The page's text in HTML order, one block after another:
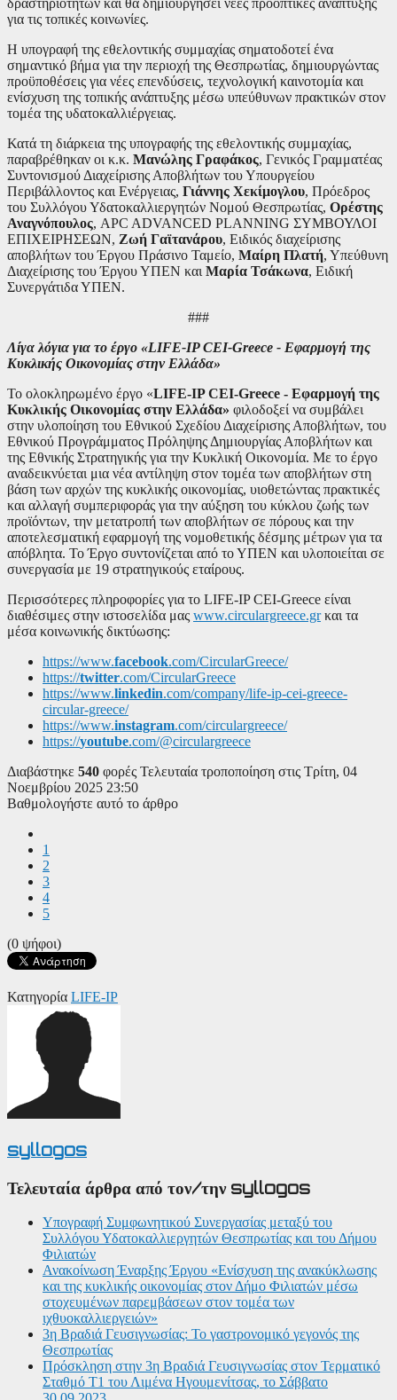
δραστηριοτήτων και θα δημιουργήσει νέες προοπτικές ανάπτυξης
για τις τοπικές κοινωνίες.
Η υπογραφή της εθελοντικής συμμαχίας σηματοδοτεί ένα
σημαντικό βήμα για την περιοχή της Θεσπρωτίας, δημιουργώντας
προϋποθέσεις για νέες επενδύσεις, τεχνολογική καινοτομία και
ενίσχυση της τοπικής ανάπτυξης μέσω υπεύθυνων πρακτικών στον
τομέα της υδατοκαλλιέργειας.
Κατά τη διάρκεια της υπογραφής της εθελοντικής συμμαχίας,
παραβρέθηκαν οι κ.κ. Μανώλης Γραφάκος, Γενικός Γραμματέας
Συντονισμού Διαχείρισης Αποβλήτων του Υπουργείου
Περιβάλλοντος και Ενέργειας, Γιάννης Χεκίμογλου, Πρόεδρος
του Συλλόγου Υδατοκαλλιεργητών Νομού Θεσπρωτίας, Ορέστης
Αναγνόπουλος, APC ADVANCED PLANNING ΣΥΜΒΟΥΛΟΙ
ΕΠΙΧΕΙΡΗΣΕΩΝ, Ζωή Γαϊτανάρου, Ειδικός διαχείρισης
αποβλήτων του Έργου Πράσινο Ταμείο, Mαίρη Πλατή, Υπεύθυνη
Διαχείρισης του Έργου ΥΠΕΝ και Μαρία Τσάκωνα, Ειδική
Συνεργάτιδα ΥΠΕΝ.
###
Λίγα λόγια για το έργο «LIFE-IP CEI-Greece - Εφαρμογή της
Κυκλικής Οικονομίας στην Ελλάδα»
Το ολοκληρωμένο έργο «LIFE-IP CEI-Greece - Εφαρμογή της
Κυκλικής Οικονομίας στην Ελλάδα» φιλοδοξεί να συμβάλει
στην υλοποίηση του Εθνικού Σχεδίου Διαχείρισης Αποβλήτων, του
Εθνικού Προγράμματος Πρόληψης Δημιουργίας Αποβλήτων και
της Εθνικής Στρατηγικής για την Κυκλική Οικονομία. Με το έργο
αναδεικνύεται μια νέα αντίληψη στον τομέα των αποβλήτων στη
βάση των αρχών της κυκλικής οικονομίας, υιοθετώντας πρακτικές
και αλλαγή συμπεριφοράς για την αύξηση του κύκλου ζωής των
προϊόντων, την μετατροπή των αποβλήτων σε πόρους και την
αποτελεσματική εφαρμογή της νομοθετικής δέσμης μέτρων για τα
απόβλητα. Το Έργο συντονίζεται από το ΥΠΕΝ και υλοποιείται σε
συνεργασία με 19 στρατηγικούς εταίρους.
Περισσότερες πληροφορίες για το LIFE-IP CEI-Greece είναι
διαθέσιμες στην ιστοσελίδα μας www.circulargreece.grκαι τα
μέσα κοινωνικής δικτύωσης:
https://www.facebook.com/CircularGreece/
https://twitter.com/CircularGreece
https://www.linkedin.com/company/life-ip-cei-greece-
circular-greece/
https://www.instagram.com/circulargreece/
https://youtube.com/@circulargreece
Διαβάστηκε 540 φορές Τελευταία τροποποίηση στις Τρίτη, 04
Νοεμβρίου 2025 23:50
Βαθμολογήστε αυτό το άρθρο
1
2
3
4
5
(0 ψήφοι)
Κατηγορία LIFE-IP
syllogos
Τελευταία άρθρα από τον/την syllogos
Υπογραφή Συμφωνητικού Συνεργασίας μεταξύ του
Συλλόγου Υδατοκαλλιεργητών Θεσπρωτίας και του Δήμου
Φιλιατών
Ανακοίνωση Έναρξης Έργου «Ενίσχυση της ανακύκλωσης
και της κυκλικής οικονομίας στον Δήμο Φιλιατών μέσω
στοχευμένων παρεμβάσεων στον τομέα των
ιχθυοκαλλιεργειών»
3η Βραδιά Γευσιγνωσίας: Το γαστρονομικό γεγονός της
Θεσπρωτίας
Πρόσκληση στην 3η Βραδιά Γευσιγνωσίας στον Τερματικό
Σταθμό Τ1 του Λιμένα Ηγουμενίτσας, το Σάββατο